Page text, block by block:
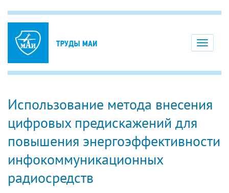
Toggle
Использование метода внесения
цифровых предискажений для
повышения энергоэффективности
инфокоммуникационных
радиосредств